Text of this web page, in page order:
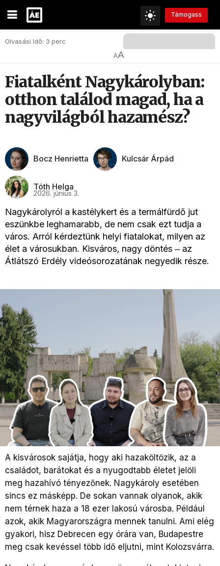
Támogass
Olvasási Idő: 3 perc
AA
Fiatalként Nagykárolyban:
otthon találod magad, ha a
nagyvilágból hazamész?
Bocz Henrietta Kulcsár Árpád
Tóth Helga
2026. június 3.
Nagykárolyról a kastélykert és a termálfürdő jut
eszünkbe leghamarabb, de nem csak ezt tudja a
város. Arról kérdeztünk helyi fiatalokat, milyen az
élet a városukban. Kisváros, nagy döntés ‒ az
Átlátszó Erdély videósorozatának negyedik része.
A kisvárosok sajátja, hogy aki hazaköltözik, az a
családot, barátokat és a nyugodtabb életet jelöli
meg hazahívó tényezőnek. Nagykároly esetében
sincs ez másképp. De sokan vannak olyanok, akik
nem térnek haza a 18 ezer lakosú városba. Például
azok, akik Magyarországra mennek tanulni. Ami elég
gyakori, hisz Debrecen egy órára van, Budapestre
meg csak kevéssel több idő eljutni, mint Kolozsvárra.